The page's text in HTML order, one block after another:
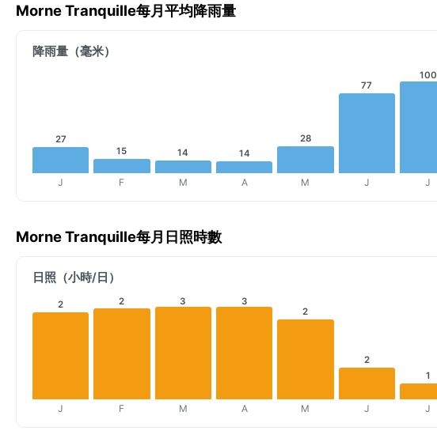
Morne Tranquille每月平均降雨量
降雨量（毫米）
27
J
15
F
14
M
14
A
28
M
77
J
100
J
Morne Tranquille每月日照時數
日照（小時/日）
2
J
2
F
3
M
3
A
2
M
2
J
1
J